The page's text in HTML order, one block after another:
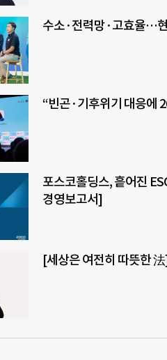
수소·전력망·고효율…현
“빈곤·기후위기 대응에
포스코홀딩스, 흩어진
경영보고서]
[세상은 여전히 따뜻한